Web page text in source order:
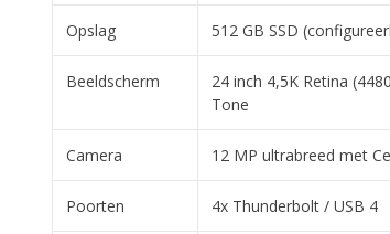
Opslag 512 GB SSD
Beeldscherm
24 inch 4,5K Retina
Tone
Camera 12 MP ultrabreed met
Poorten 4x Thunderbolt / USB 4